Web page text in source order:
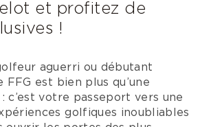
et profitez de
!
aguerri ou débutant
FFG est bien plus qu’une
c’est votre passeport vers une
golfiques inoubliables